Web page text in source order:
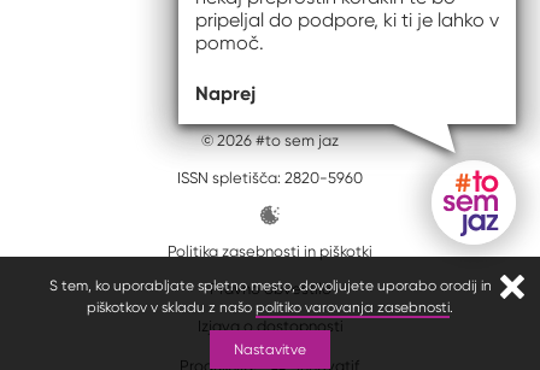
S tem, ko uporabljate spletno mesto, dovoljujete uporabo orodij in
piškotkov v skladu z našo politiko varovanja zasebnosti.
Nastavitve
© 2026 #to sem jaz
ISSN spletišča: 2820-5960
Politika zasebnosti in piškotki
Pravno obvestilo
Izjava o dostopnosti
Produkcija: Innovatif
Gumb
pripeljal do podpore, ki ti je lahko v
pomoč.
Naprej